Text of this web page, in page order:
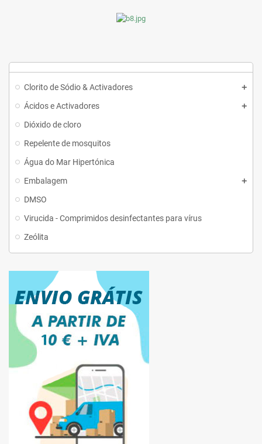
Clorito de Sódio & Activadores
Ácidos e Activadores
Dióxido de cloro
Repelente de mosquitos
Água do Mar Hipertónica
Embalagem
DMSO
Virucida - Comprimidos desinfectantes para vírus
Zeólita